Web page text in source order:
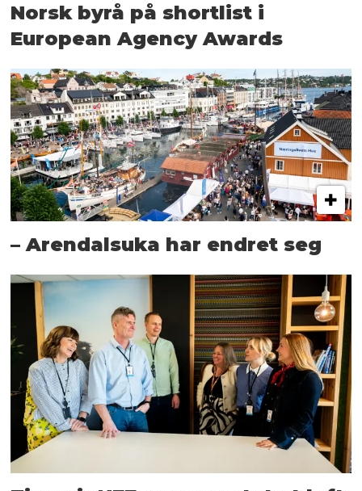
Norsk byrå på shortlist i
European Agency Awards
– Arendalsuka har endret seg